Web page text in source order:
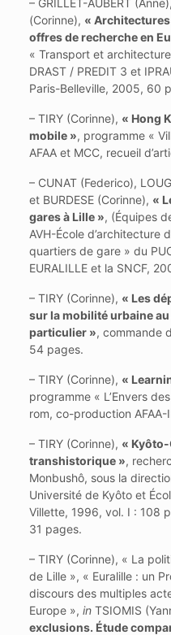
(Corinne), «
offres de recherche en
« Transport et
DRAST / PREDIT 3 et
Paris-Belleville, 2005, 60
– TIRY (Corinne), « Hong
mobile », programme «
AFAA et MCC, recueil
– CUNAT (Federico),
et BURDESE (Corinne), «
gares à Lille », (Équipes
AVH-École d’architecture
quartiers de gare » du
EURALILLE et la SNCF,
– TIRY (Corinne), « Les
sur la mobilité urbaine
particulier », commande
54 pages.
– TIRY (Corinne), «
programme « L’Envers
rom, co-production AFAA-
– TIRY (Corinne), «
transhistorique »,
Monbushô, sous la
Université de Kyôto et
Villette, 1996, vol. I : 108
31 pages.
– TIRY (Corinne), « La
de Lille », « Euralille : un
discours des multiples
Europe », inTSIOMIS
exclusions. Étude